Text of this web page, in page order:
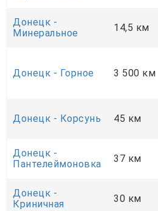
Донецк -
Минеральное
14,5 км
Донецк - Горное 3 500 км
Донецк - Корсунь 45 км
Донецк -
Пантелеймоновка
37 км
Донецк -
Криничная
30 км